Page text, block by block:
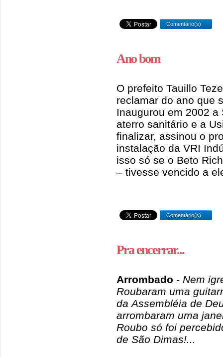
Comentário(s)
Ano bom
O prefeito Tauillo
reclamar do ano que
Inaugurou em 2002
aterro sanitário e a
finalizar, assinou o
instalação da VRI
isso só se o Beto
– tivesse vencido a
Comentário(s)
Pra encerrar...
Arrombado - Nem
Roubaram uma
da Assembléia de
arrombaram uma
Roubo só foi
de São Dimas!...